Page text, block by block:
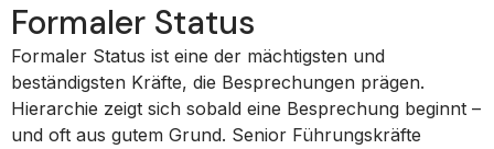
Formaler Status
Formaler Status ist eine der mächtigsten und
beständigsten Kräfte, die Besprechungen prägen.
Hierarchie zeigt sich sobald eine Besprechung beginnt –
und oft aus gutem Grund. Senior Führungskräfte